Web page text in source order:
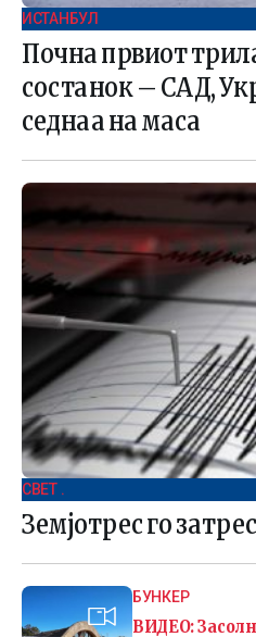
ИСТАНБУЛ
Почна првиот
состанок – САД,
седнаа на маса
СВЕТ .
Земјотрес го
БУНКЕР
ВИДЕО: